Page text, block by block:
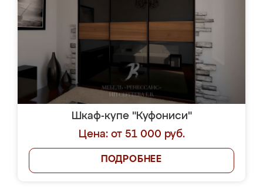
Шкаф-купе "Куфониси"
Цена: от 51 000 руб.
ПОДРОБНЕЕ